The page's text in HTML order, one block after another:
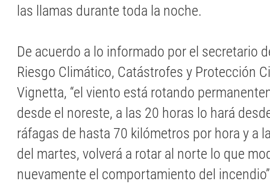
las llamas durante toda la noche.
De acuerdo a lo informado por el secretario
Riesgo Climático, Catástrofes y Protección
Vignetta, “el viento está rotando
desde el noreste, a las 20 horas lo hará
ráfagas de hasta 70 kilómetros por hora y a
del martes, volverá a rotar al norte lo que
nuevamente el comportamiento del